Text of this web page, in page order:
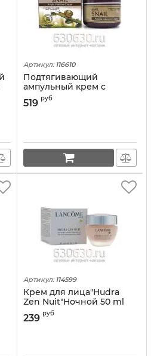
Артикул: 116610
Подтягивающий
ампульный крем с
улиткой Ekel Snail Ample
Intensive Cream, 100г
519 руб
Артикул: 114599
Крем для лица"Hudra
Zen Nuit"Hочной 50 ml
239 руб